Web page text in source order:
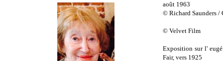
août 1963
© Richard Saunders /
© Velvet Film
Exposition sur l'
Fair, vers 1925